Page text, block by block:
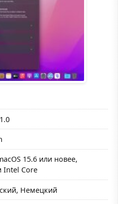
15.6 или новее,
Intel Core
Немецкий